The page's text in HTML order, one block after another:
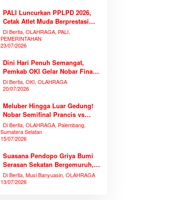
PALI Luncurkan PPLPD 2026,
Cetak Atlet Muda Berprestasi
Tanpa Mengorbankan
Pendidikan
Di Berita, OLAHRAGA, PALI,
PEMERINTAHAN
23/07/2026
Dini Hari Penuh Semangat,
Pemkab OKI Gelar Nobar Final
Piala Dunia 2026 Bersama
Ribuan Warga
Di Berita, OKI, OLAHRAGA
20/07/2026
Meluber Hingga Luar Gedung!
Nobar Semifinal Prancis vs
Spanyol di TVRI Sumsel
Memecahkan Rekor Antusiasme
Di Berita, OLAHRAGA, Palembang,
Sumatera Selatan
15/07/2026
Suasana Pendopo Griya Bumi
Serasan Sekatan Bergemuruh,
Bupati Muba Bersama Ribuan
Warga Nobar Laga Bersejarah
Di Berita, Musi Banyuasin, OLAHRAGA
13/07/2026